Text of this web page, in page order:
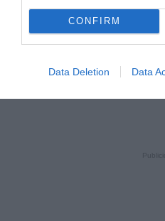
CONFIRM
Data Deletion Data